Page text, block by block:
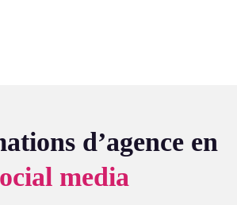
d’agence en
media